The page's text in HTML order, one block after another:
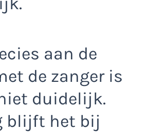
aan de
de zanger is
duidelijk.
blijft het bij